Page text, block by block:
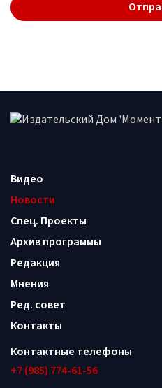
Видео
Новости
Спец. Проекты
Архив программы
Редакция
Мнения
Ред. совет
Контакты
Контактные телефоны
+7 (985) 774-61-56